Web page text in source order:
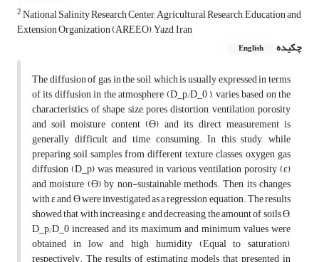
2National Salinity Research Center, Agricultural Research, Education and
Extension Organization (AREEO), Yazd, Iran
چکیده
English
The diffusion of gas in the soil, which is usually expressed in terms
of its diffusion in the atmosphere (D_p⁄D_0 ), varies based on the
characteristics of shape, size, pores distortion, ventilation porosity
and soil moisture content (Ɵ), and its direct measurement is
generally difficult and time consuming. In this study, while
preparing soil samples from different texture classes, oxygen gas
diffusion (D_p) was measured in various ventilation porosity (ɛ)
and moisture (Ɵ) by non-sustainable methods. Then its changes
with ɛ and Ɵ were investigated as a regression equation. The results
showed that with increasing ɛ and decreasing the amount of soils Ɵ,
D_p⁄D_0 increased and its maximum and minimum values were
obtained in low and high humidity (Equal to saturation),